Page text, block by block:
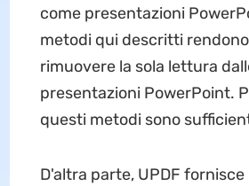
come presentazioni
metodi qui descritti
rimuovere la sola lettura
presentazioni PowerPoint.
questi metodi sono
D'altra parte, UPDF